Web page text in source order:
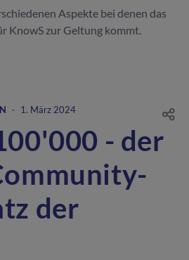
Aspekte bei denen das
KnowS zur Geltung kommt.
· 1. März 2024
- der
der